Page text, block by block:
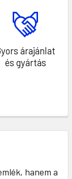
árajánlat
és gyártás
hanem a